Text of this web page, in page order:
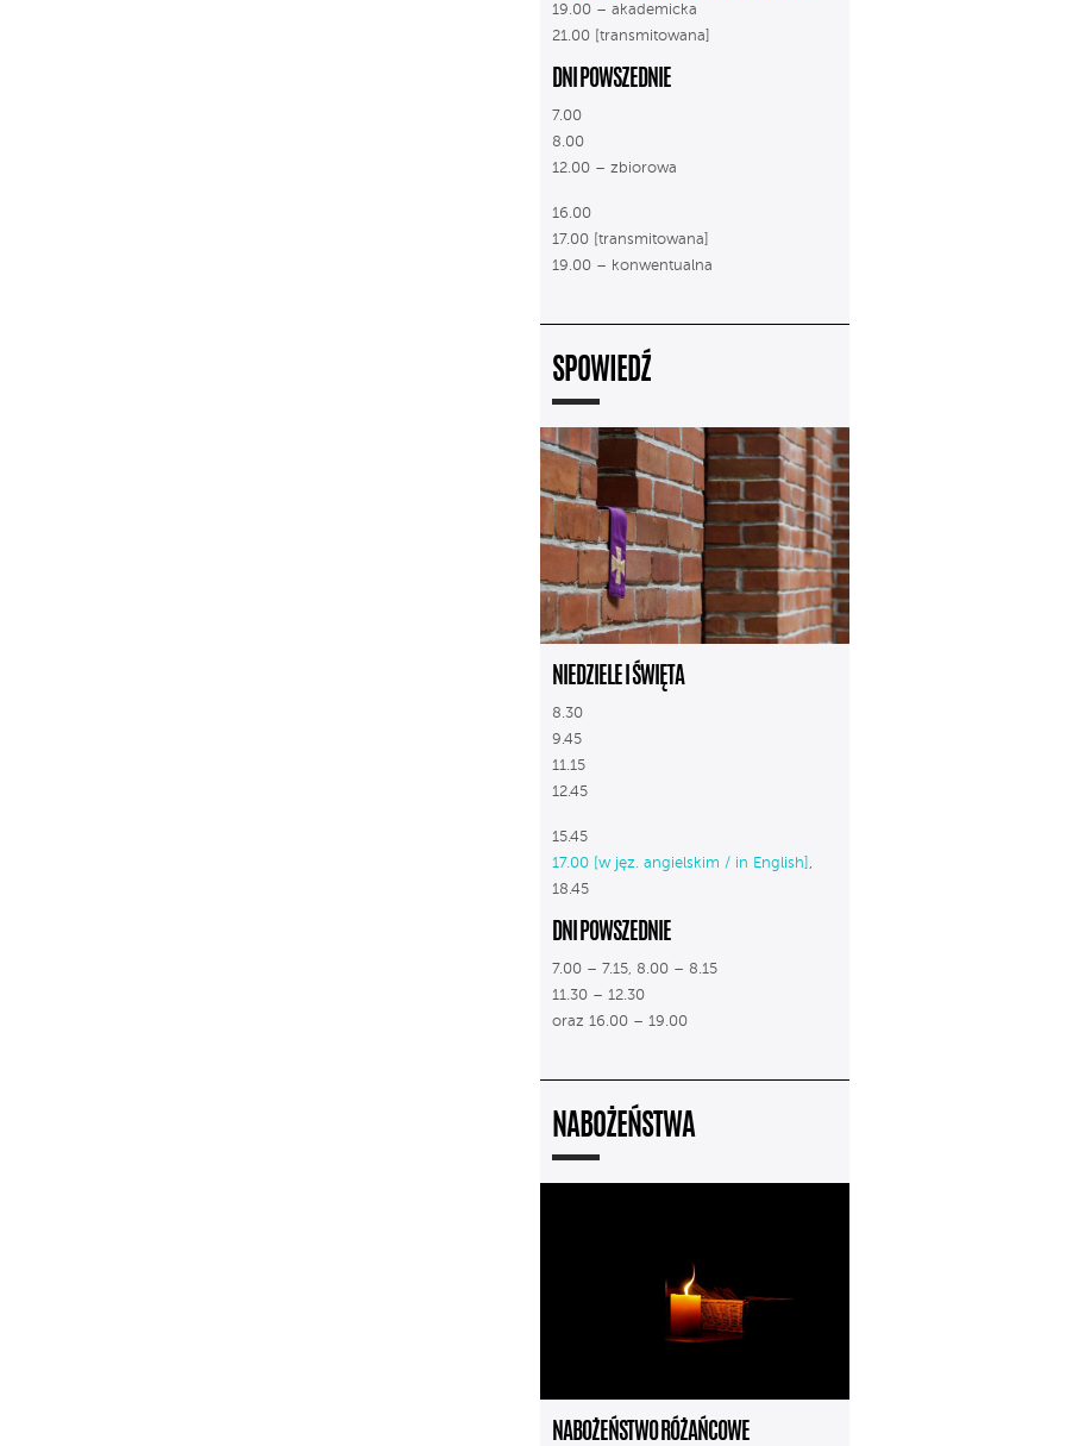
19.00 – akademicka
21.00 [transmitowana]
DNI POWSZEDNIE
7.00
8.00
12.00 – zbiorowa
16.00
17.00 [transmitowana]
19.00 – konwentualna
SPOWIEDŹ
NIEDZIELE I ŚWIĘTA
8.30
9.45
11.15
12.45
15.45
17.00 [w jęz. angielskim / in English] ,
18.45
DNI POWSZEDNIE
7.00 – 7.15, 8.00 – 8.15
11.30 – 12.30
oraz 16.00 – 19.00
NABOŻEŃSTWA
NABOŻEŃSTWO RÓŻAŃCOWE